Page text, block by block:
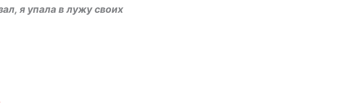
я упала в лужу своих